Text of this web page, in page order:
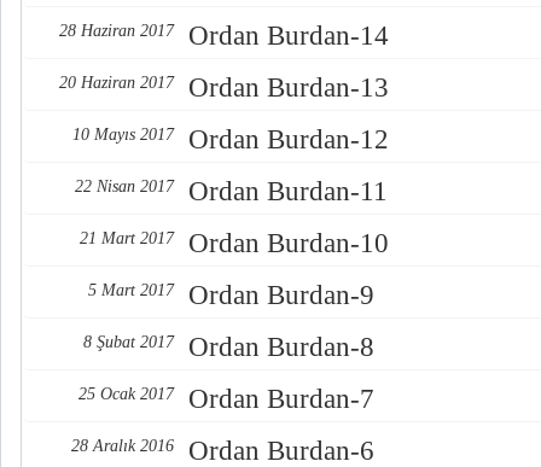
28 Haziran 2017 Ordan Burdan-14
20 Haziran 2017 Ordan Burdan-13
10 Mayıs 2017 Ordan Burdan-12
22 Nisan 2017 Ordan Burdan-11
21 Mart 2017 Ordan Burdan-10
5 Mart 2017 Ordan Burdan-9
8 Şubat 2017 Ordan Burdan-8
25 Ocak 2017 Ordan Burdan-7
28 Aralık 2016 Ordan Burdan-6